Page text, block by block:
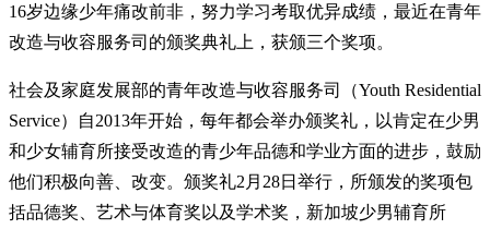
16岁边缘少年痛改前非，努力学习考取优异成绩，最近在青年
改造与收容服务司的颁奖典礼上，获颁三个奖项。
社会及家庭发展部的青年改造与收容服务司（Youth Residential
Service）自2013年开始，每年都会举办颁奖礼，以肯定在少男
和少女辅育所接受改造的青少年品德和学业方面的进步，鼓励
他们积极向善、改变。颁奖礼2月28日举行，所颁发的奖项包
括品德奖、艺术与体育奖以及学术奖，新加坡少男辅育所